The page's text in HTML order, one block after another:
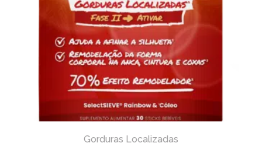
Gorduras Localizadas